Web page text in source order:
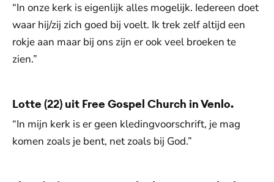
“In onze kerk is eigenlijk alles mogelijk. Iedereen doet
waar hij/zij zich goed bij voelt. Ik trek zelf altijd een
rokje aan maar bij ons zijn er ook veel broeken te
zien.”
Lotte (22) uit Free Gospel Church in Venlo.
“In mijn kerk is er geen kledingvoorschrift, je mag
komen zoals je bent, net zoals bij God.”